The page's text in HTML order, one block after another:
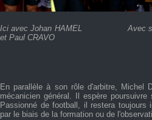
Ici avec Johan HAMELAvec
et Paul CRAVO
En parallèle à son rôle d'arbitre, Michel
mécanicien général. Il espère
Passionné de football, il restera
par le biais de la formation ou de